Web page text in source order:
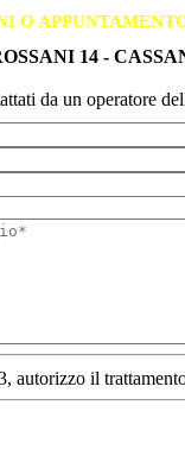
O
14 -
da un operatore
autorizzo il